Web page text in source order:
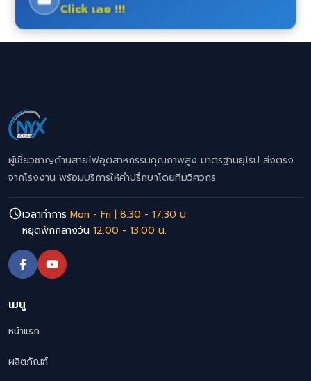
Click เลย !!!
ผู้เชี่ยวชาญด้านสายไฟอุตสาหกรรมคุณภาพสูง มาตรฐานยุโรป ส่งตรง
จากโรงงาน พร้อมบริการให้คำปรึกษาโดยทีมวิศวกร
เวลาทำการ Mon - Fri | 8.30 - 17.30 น.
หยุดพักกลางวัน 12.00 - 13.00 น.
เมนู
หน้าแรก
ผลิตภัณฑ์